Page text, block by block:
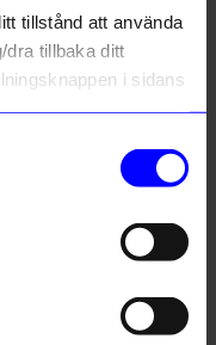
tillstånd att använda
dra tillbaka ditt
i sidans
Badrumsmatta Unikko 73x74 cm ljusblå/grön